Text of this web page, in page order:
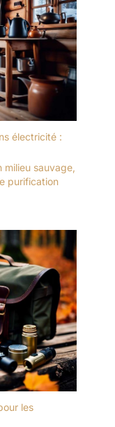
électricité :
milieu sauvage,
purification
les